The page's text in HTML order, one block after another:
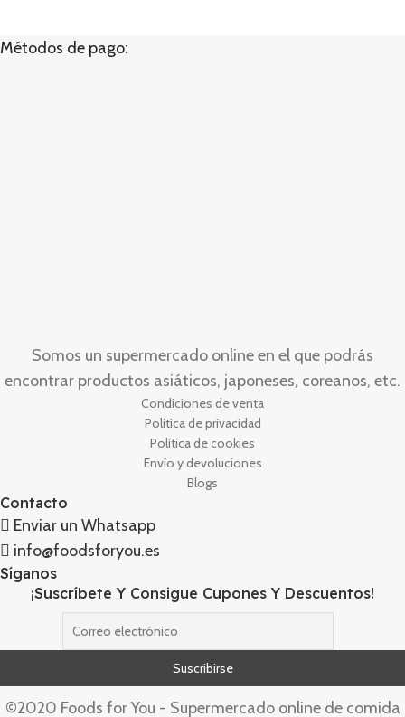
Métodos de pago:
Somos un supermercado online en el que podrás
encontrar productos asiáticos, japoneses, coreanos, etc.
Condiciones de venta
Política de privacidad
Política de cookies
Envío y devoluciones
Blogs
Contacto
Enviar un Whatsapp
info@foodsforyou.es
Síganos
¡Suscríbete Y Consigue Cupones Y Descuentos!
©2020 Foods for You - Supermercado online de comida